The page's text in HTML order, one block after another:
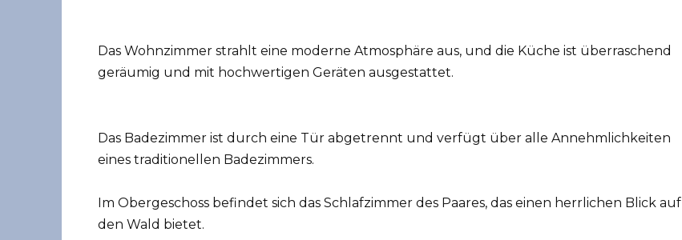
Das Wohnzimmer strahlt eine moderne Atmosphäre aus, und die Küche ist überraschend
geräumig und mit hochwertigen Geräten ausgestattet.
Das Badezimmer ist durch eine Tür abgetrennt und verfügt über alle Annehmlichkeiten
eines traditionellen Badezimmers.
Im Obergeschoss befindet sich das Schlafzimmer des Paares, das einen herrlichen Blick auf
den Wald bietet.